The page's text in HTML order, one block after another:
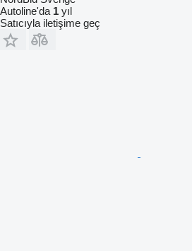
Autoline'da 1 yıl
Satıcıyla iletişime geç